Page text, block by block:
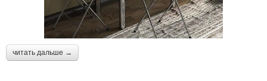
читать дальше →